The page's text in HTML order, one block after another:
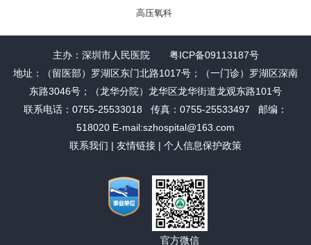
高压氧科
主办：深圳市人民医院 粤ICP备09113187号
地址：（留医部）罗湖区东门北路1017号；（一门诊）罗湖区深南
东路3046号；（龙华分院）龙华区龙华街道龙观东路101号
联系电话：0755-25533018 传真：0755-25533497 邮编：
518020 E-mail:szhospital@163.com
联系我们 | 友情链接 | 个人信息保护政策
官方微信